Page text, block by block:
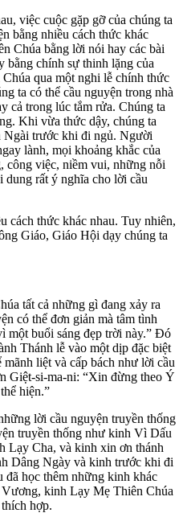
việc cuộc gặp gỡ của chúng ta
bằng nhiều cách thức khác
Chúa bằng lời nói hay các bài
bằng chính sự thinh lặng của
qua một nghi lễ chính thức
ta có thể cầu nguyện trong nhà
cả trong lúc tắm rửa. Chúng ta
Khi vừa thức dậy, chúng ta
Ngài trước khi đi ngủ. Người
lành, mọi khoảng khắc của
công việc, niềm vui, những nỗi
dung rất ý nghĩa cho lời cầu
cách thức khác nhau. Tuy nhiên,
Giáo, Giáo Hội dạy chúng ta
tất cả những gì đang xảy ra
có thể đơn giản mà tâm tình
một buổi sáng đẹp trời này.” Đó
Thánh lễ vào một dịp đặc biệt
liệt và cấp bách như lời cầu
Giệt-si-ma-ni: “Xin đừng theo Ý
hiện.”
lời cầu nguyện truyền thống
truyền thống như kinh Vì Dấu
Lạy Cha, và kinh xin ơn thánh
Dâng Ngày và kinh trước khi đi
học thêm những kinh khác
kinh Lạy Mẹ Thiên Chúa
hợp.